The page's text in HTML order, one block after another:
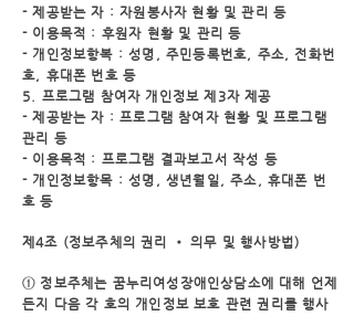
- 제공받는 자 : 자원봉사자 현황 및 관리 등
- 이용목적 : 후원자 현황 및 관리 등
- 개인정보항복 : 성명, 주민등록번호, 주소, 전화번
호, 휴대폰 번호 등
5. 프로그램 참여자 개인정보 제3자 제공
- 제공받는 자 : 프로그램 참여자 현황 및 프로그램
관리 등
- 이용목적 : 프로그램 결과보고서 작성 등
- 개인정보항목 : 성명, 생년월일, 주소, 휴대폰 번
호 등
제4조 (정보주체의 권리 • 의무 및 행사방법)
① 정보주체는 꿈누리여성장애인상담소에 대해 언제
든지 다음 각 호의 개인정보 보호 관련 권리를 행사